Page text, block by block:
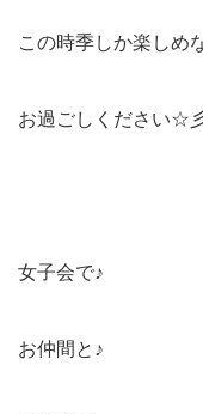
この時季しか楽しめ
お過ごしください☆
女子会で♪
お仲間と♪